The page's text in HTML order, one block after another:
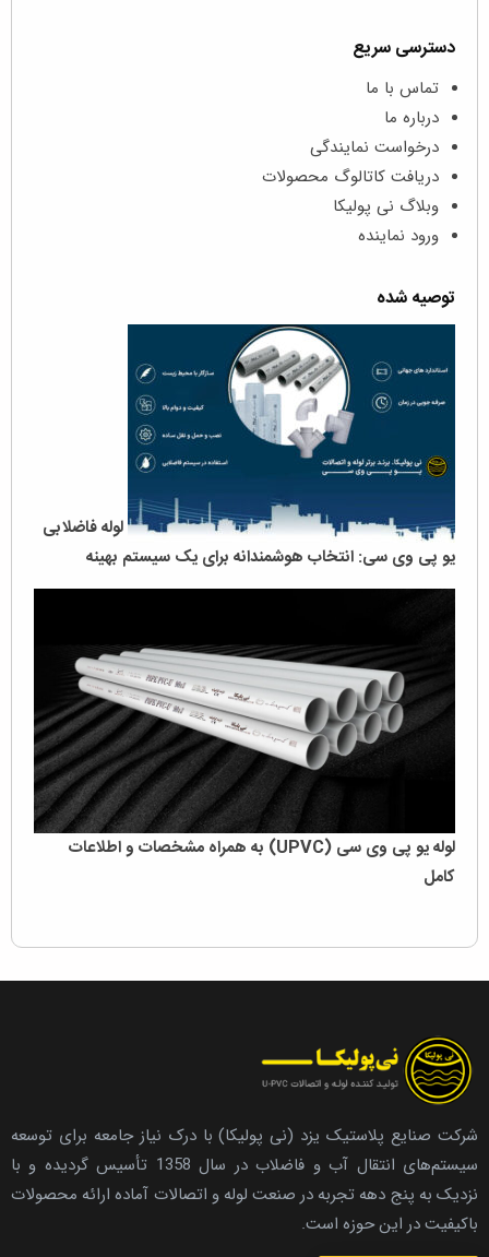
دسترسی سریع
تماس با ما
درباره ما
درخواست نمایندگی
دریافت کاتالوگ محصولات
وبلاگ نی پولیکا
ورود نماینده
توصیه شده
لوله‌ فاضلابی
یو پی وی سی: انتخاب هوشمندانه برای یک سیستم بهینه
لوله یو پی وی سی (UPVC) به همراه مشخصات و اطلاعات
کامل
شرکت صنایع پلاستیک یزد (نی پولیکا) با درک نیاز جامعه برای توسعه
سیستم‌های انتقال آب و فاضلاب در سال 1358 تأسیس گردیده و با
نزدیک به پنج دهه تجربه در صنعت لوله و اتصالات آماده ارائه محصولات
باکیفیت در این حوزه است.